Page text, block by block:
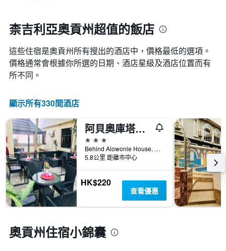
柰吉利亞奧貢州超值的飯店
這些住宿是奧貢州所有搜出的酒店中，價格最低的選項。
價格通常會根據你所選的日期、酒店星級及酒店位置而有
所不同。
顯示所有330間酒店
阿貝奧庫塔詹姆床和套房飯店
3星級
Behind Alowonle House, Alowonle Adigbe, Abeokuta, 奈及利亞
5.8公里 距離市中心
HK$220
查看優惠
奧貢州住宿小錦囊